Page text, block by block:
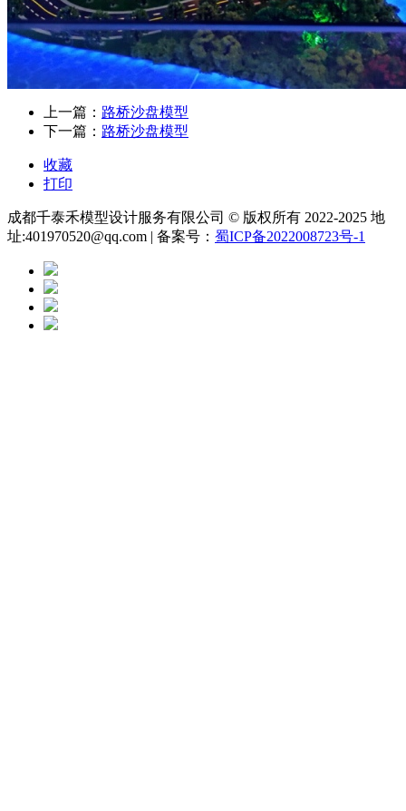
上一篇： 路桥沙盘模型
下一篇： 路桥沙盘模型
收藏
打印
成都千泰禾模型设计服务有限公司 © 版权所有 2022-2025 地
址:401970520@qq.com | 备案号： 蜀ICP备2022008723号-1